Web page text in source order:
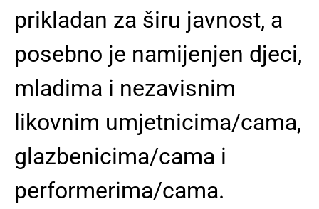
prikladan za širu javnost, a
posebno je namijenjen djeci,
mladima i nezavisnim
likovnim umjetnicima/cama,
glazbenicima/cama i
performerima/cama.